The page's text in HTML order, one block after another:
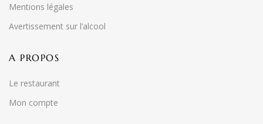
Mentions légales
Avertissement sur l’alcool
A PROPOS
Le restaurant
Mon compte